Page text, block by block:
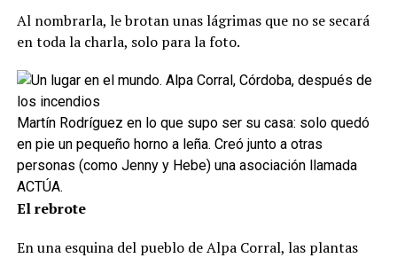
Al nombrarla, le brotan unas lágrimas que no se secará
en toda la charla, solo para la foto.
Martín Rodríguez en lo que supo ser su casa: solo quedó
en pie un pequeño horno a leña. Creó junto a otras
personas (como Jenny y Hebe) una asociación llamada
ACTÚA.
El rebrote
En una esquina del pueblo de Alpa Corral, las plantas